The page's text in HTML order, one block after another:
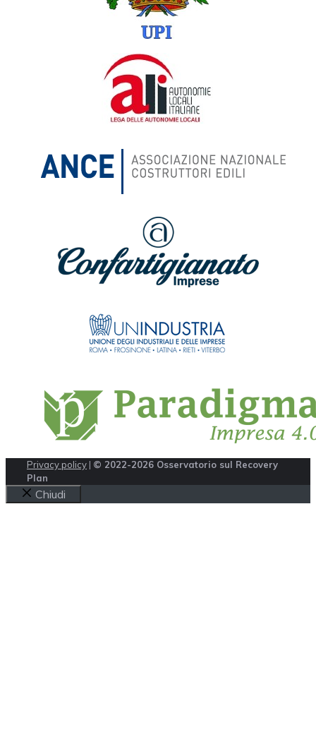
Privacy policy | © 2022-2026 Osservatorio sul Recovery
Plan
Chiudi